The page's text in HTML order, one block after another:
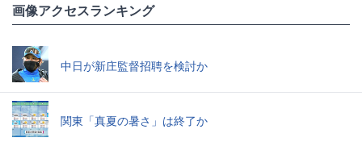
画像アクセスランキング
中日が新庄監督招聘を検討か
関東「真夏の暑さ」は終了か